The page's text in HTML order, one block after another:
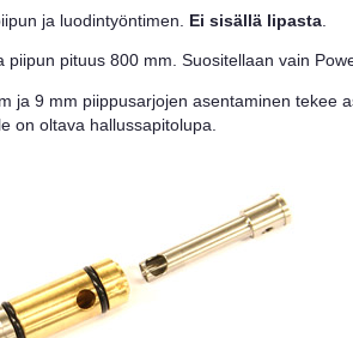
ja luodintyöntimen. Ei sisällä lipasta.
piipun pituus 800 mm. Suositellaan vain
ja 9 mm piippusarjojen asentaminen tekee
on oltava hallussapitolupa.